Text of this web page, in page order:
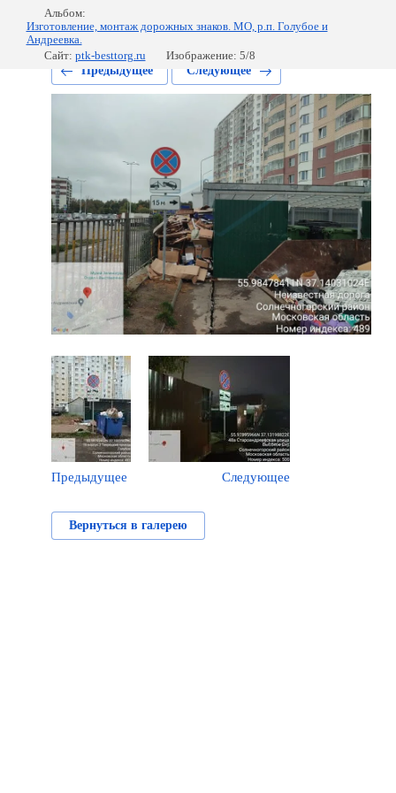
Альбом:
Изготовление, монтаж дорожных знаков. МО, р.п. Голубое и
Андреевка.
Сайт: ptk-besttorg.ru
Изображение: 5/8
Предыдущее
Следующее
Предыдущее Следующее
Вернуться в галерею